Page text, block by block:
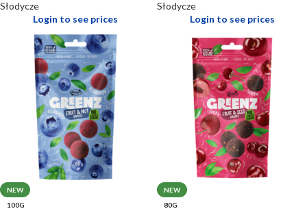
Słodycze
Login to see prices
Słodycze
Login to see prices
NEW
100G
NEW
80G